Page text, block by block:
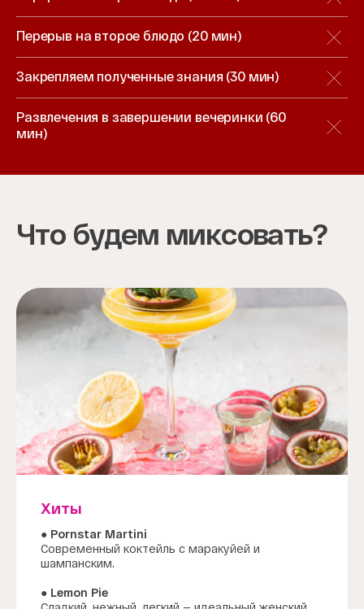
Перерыв на второе блюдо (20 мин)
Закрепляем полученные знания (30 мин)
Развлечения в завершении вечеринки (60
мин)
Что будем миксовать?
Хиты
● Pornstar Martini
Современный коктейль с маракуйей и
шампанским.
● Lemon Pie